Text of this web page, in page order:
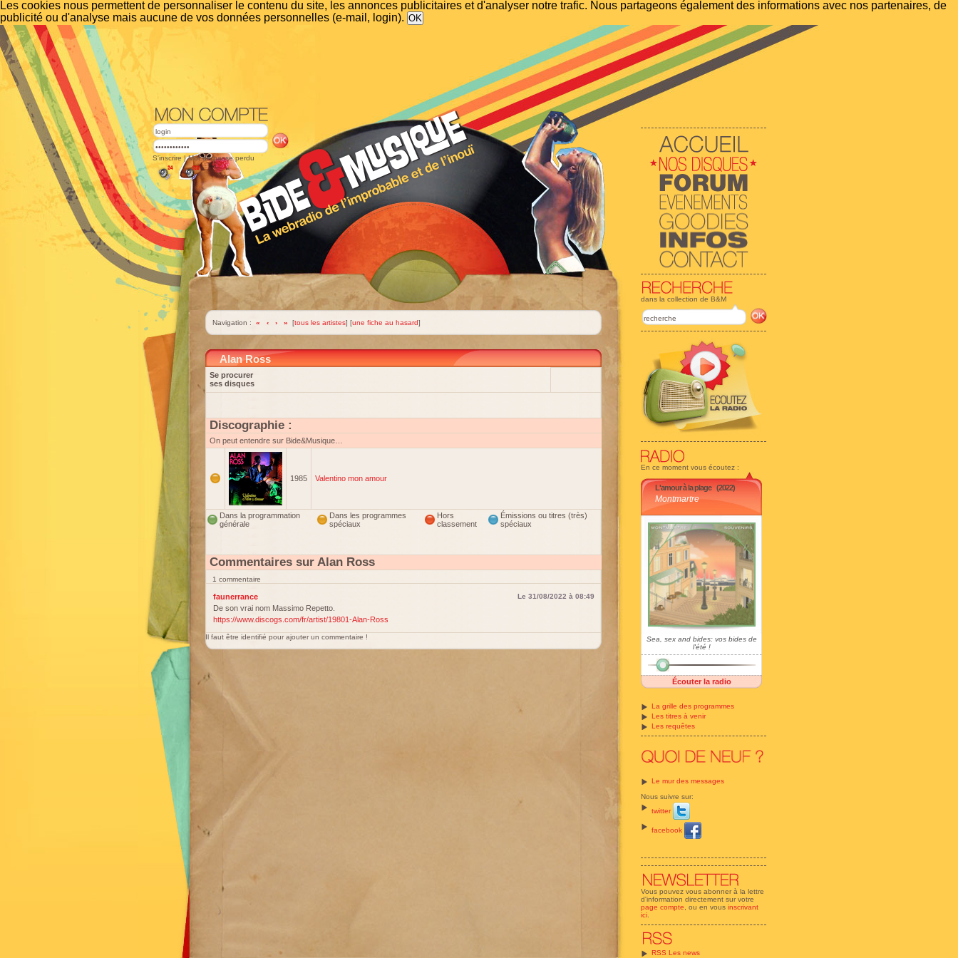
Les cookies nous permettent de personnaliser le contenu du site, les annonces publicitaires et d'analyser notre trafic. Nous partageons également des informations avec nos partenaires, de
publicité ou d'analyse mais aucune de vos données personnelles (e-mail, login).
dans la collection de B&M
En ce moment vous écoutez :
L'amour à la plage (2022)
Montmartre
Sea, sex and bides: vos bides de
l'été !
Écouter la radio
La grille des programmes
Les titres à venir
Les requêtes
Le mur des messages
Nous suivre sur:
twitter
facebook
Vous pouvez vous abonner à la lettre
d'information directement sur votre
page compte , ou en vous inscrivant
ici
RSS Les news
S'inscrire |Mot de passe perdu
Navigation : « ‹ › » [tous les artistes] [une fiche au hasard]
Alan Ross
Se procurer
ses disques
Discographie :
On peut entendre sur Bide&Musique…
1985 Valentino mon amour
Dans la programmation
générale
Dans les programmes
spéciaux
Hors
classement
Émissions ou titres (très)
spéciaux
Commentaires sur Alan Ross
1 commentaire
faunerrance Le 31/08/2022 à 08:49
De son vrai nom Massimo Repetto.
https://www.discogs.com/fr/artist/19801-Alan-Ross
Il faut être identifié pour ajouter un commentaire !